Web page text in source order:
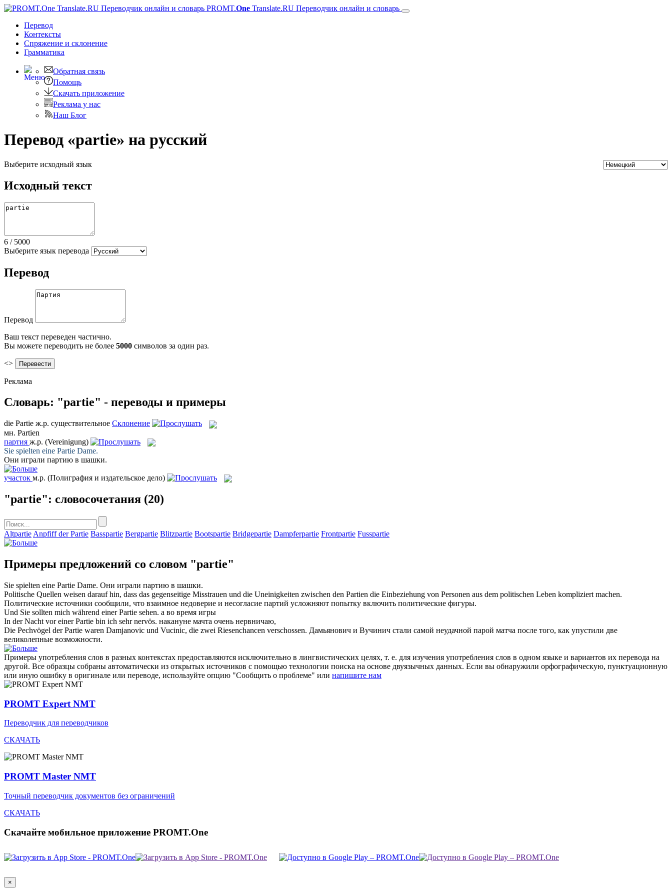
PROMT.One Translate.RU Переводчик онлайн и словарь
Перевод
Контексты
Спряжение и склонение
Грамматика
Обратная связь
Помощь
Скачать приложение
Реклама у нас
Наш Блог
Перевод «partie» на русский
Выберите исходный язык
Исходный текст
6 / 5000
Выберите язык перевода
Перевод
Перевод
Ваш текст переведен частично.
Вы можете переводить не более 5000 символов за один раз.
<>
Реклама
Словарь: "partie" - переводы и примеры
die Partie ж.р. существительное Склонение
мн. Partien
партия ж.р. (Vereinigung)
Sie spielten eine Partie Dame.
Они играли партию в шашки.
участок м.р. (Полиграфия и издательское дело)
"partie": словосочетания (20)
Altpartie Anpfiff der Partie Basspartie Bergpartie Blitzpartie Bootspartie Bridgepartie Dampferpartie Frontpartie Fusspartie
Примеры предложений со словом "partie"
Sie spielten eine Partie Dame. Они играли партию в шашки.
Politische Quellen weisen darauf hin, dass das gegenseitige Misstrauen und die Uneinigkeiten zwischen den Partien die Einbeziehung von Personen aus dem politischen Leben kompliziert machen.
Политические источники сообщили, что взаимное недоверие и несогласие партий усложняют попытку включить политические фигуры.
Und Sie sollten mich während einerPartie sehen. а во время игры
In der Nacht vor einerPartie bin ich sehr nervös. накануне мачта очень нервничаю,
Die Pechvögel derPartie waren Damjanovic und Vucinic, die zwei Riesenchancen verschossen. Дамьянович и Вучинич стали самой неудачной парой матча после того, как упустили две
великолепные возможности.
Примеры употребления слов в разных контекстах предоставляются исключительно в лингвистических целях, т. е. для изучения употребления слов в одном языке и вариантов их перевода на
другой. Все образцы собраны автоматически из открытых источников с помощью технологии поиска на основе двуязычных данных. Если вы обнаружили орфографическую, пунктуационную
или иную ошибку в оригинале или переводе, используйте опцию "Сообщить о проблеме" или напишите нам
PROMT Expert NMT
Переводчик для переводчиков
СКАЧАТЬ
PROMT Master NMT
Точный переводчик документов без ограничений
СКАЧАТЬ
Скачайте мобильное приложение PROMT.One
×